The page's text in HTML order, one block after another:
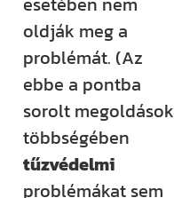
oldják meg a
problémát. (Az
ebbe a pontba
sorolt megoldások
többségében
tűzvédelmi
problémákat sem